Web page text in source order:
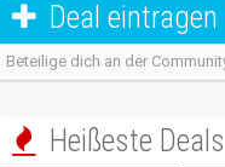
 Deal eintragen
Beteilige dich an der
 Heißeste Deals